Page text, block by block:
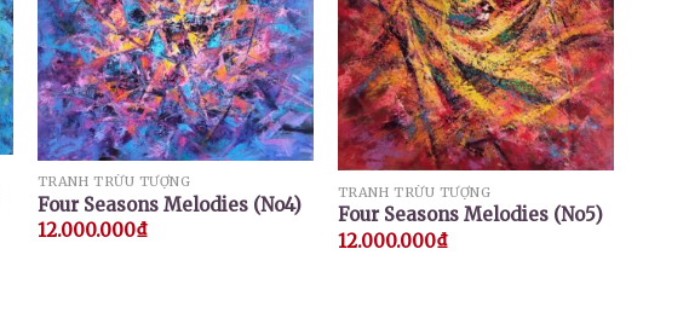
TRANH TRỪU TƯỢNG
Four Seasons Melodies (No4)
12.000.000₫
TRANH TRỪU TƯỢNG
Four Seasons Melodies (No5)
12.000.000₫